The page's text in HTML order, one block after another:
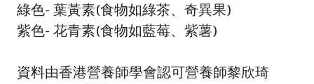
綠色- 葉黃素(食物如綠茶、奇異果)
紫色- 花青素(食物如藍莓、紫薯)
資料由香港營養師學會認可營養師黎欣琦